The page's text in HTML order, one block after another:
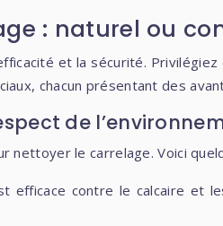
: naturel ou
et la sécurité.
chacun présentant des
de
nettoyer le carrelage. Voici
efficace contre le calcaire et